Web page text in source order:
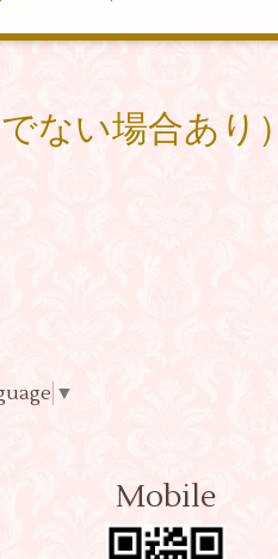
ない場合あり）
▼
Mobile